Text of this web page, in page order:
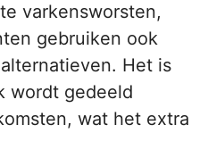
varkensworsten,
gebruiken ook
Het is
wordt gedeeld
wat het extra